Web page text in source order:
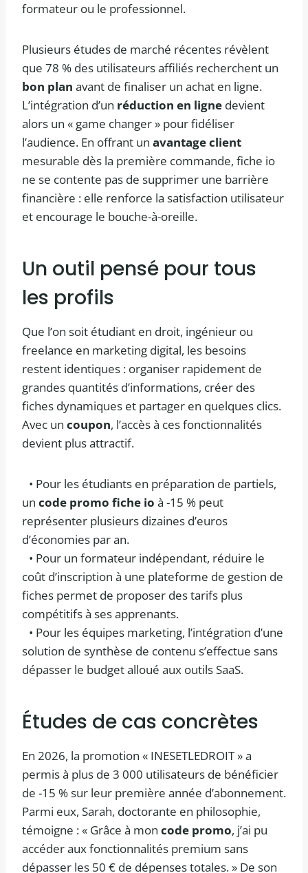
formateur ou le professionnel.
Plusieurs études de marché récentes révèlent
que 78 % des utilisateurs affiliés recherchent un
bon plan avant de finaliser un achat en ligne.
L’intégration d’un réduction en ligne devient
alors un « game changer » pour fidéliser
l’audience. En offrant un avantage client
mesurable dès la première commande, fiche io
ne se contente pas de supprimer une barrière
financière : elle renforce la satisfaction utilisateur
et encourage le bouche-à-oreille.
Un outil pensé pour tous
les profils
Que l’on soit étudiant en droit, ingénieur ou
freelance en marketing digital, les besoins
restent identiques : organiser rapidement de
grandes quantités d’informations, créer des
fiches dynamiques et partager en quelques clics.
Avec un coupon, l’accès à ces fonctionnalités
devient plus attractif.
• Pour les étudiants en préparation de partiels,
un code promo fiche io à -15 % peut
représenter plusieurs dizaines d’euros
d’économies par an.
• Pour un formateur indépendant, réduire le
coût d’inscription à une plateforme de gestion de
fiches permet de proposer des tarifs plus
compétitifs à ses apprenants.
• Pour les équipes marketing, l’intégration d’une
solution de synthèse de contenu s’effectue sans
dépasser le budget alloué aux outils SaaS.
Études de cas concrètes
En 2026, la promotion « INESETLEDROIT » a
permis à plus de 3 000 utilisateurs de bénéficier
de -15 % sur leur première année d’abonnement.
Parmi eux, Sarah, doctorante en philosophie,
témoigne : « Grâce à mon code promo, j’ai pu
accéder aux fonctionnalités premium sans
dépasser les 50 € de dépenses totales. » De son